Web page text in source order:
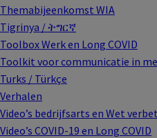
Themabijeenkomst WIA
Tigrinya / ትግርኛ
Toolbox Werk en Long COVID
Toolkit voor communicatie in
Turks / Türkçe
Verhalen
Video’s bedrijfsarts en Wet
Video’s COVID-19 en Long COVID